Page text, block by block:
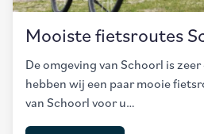
Mooiste fietsroutes
De omgeving van Schoorl is
hebben wij een paar mooie
van Schoorl voor u…